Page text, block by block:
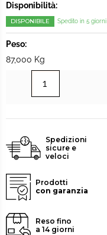
Disponibilità:
DISPONIBILE Spedito in 5 giorni
Peso:
87,000 Kg
Spedizioni
sicure e
veloci
Prodotti
con garanzia
Reso fino
a 14 giorni